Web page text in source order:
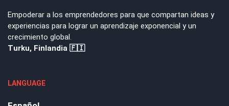
Empoderar a los emprendedores para que compartan ideas y
experiencias para lograr un aprendizaje exponencial y un
crecimiento global.
Turku, Finlandia 🇫🇮
LANGUAGE